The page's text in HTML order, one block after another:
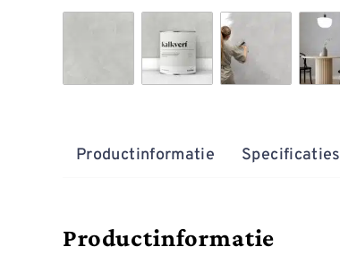
Productinformatie Specificaties
Productinformatie